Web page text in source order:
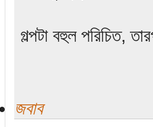
গল্পটা বহুল পরিচিত,
জবাব